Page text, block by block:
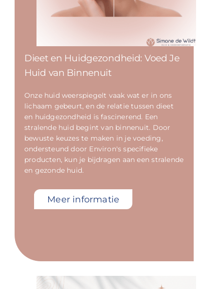
Dieet en Huidgezondheid: Voed Je
Huid van Binnenuit
Onze huid weerspiegelt vaak wat er in ons
lichaam gebeurt, en de relatie tussen dieet
en huidgezondheid is fascinerend. Een
stralende huid begint van binnenuit. Door
bewuste keuzes te maken in je voeding,
ondersteund door Environ's specifieke
producten, kun je bijdragen aan een stralende
en gezonde huid.
Meer informatie